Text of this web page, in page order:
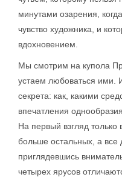
минутами озарения,
чувство художника, и
вдохновением.
Мы смотрим на купола
устаем любоваться ими.
секрета: как, какими
впечатления
На первый взгляд только
больше остальных, а все
приглядевшись
четырех ярусов